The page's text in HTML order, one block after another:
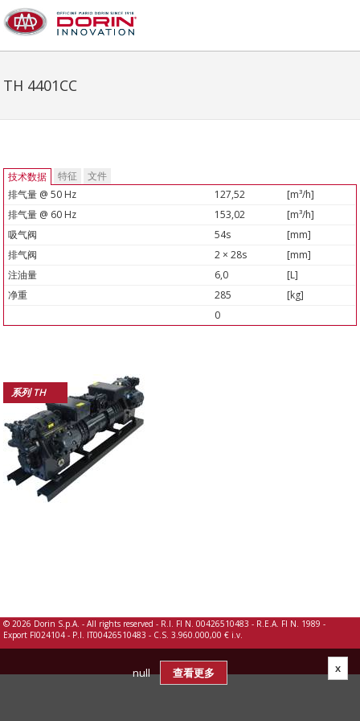
TH 4401CC
技术数据 特征
文件
排气量 @ 50 Hz
127,52
[m³/h]
排气量 @ 60 Hz
153,02
[m³/h]
吸气阀
54s
[mm]
排气阀
2 × 28s
[mm]
注油量
6,0
[L]
净重
285
[kg]
0
系列 TH
©2026 Dorin S.p.A. - All rights reserved - R.I. FI N. 00426510483 - R.E.A. FI N. 1989 -
Export FI024104 - P.I. IT00426510483 - C.S. 3.960.000,00 € i.v.
null 查看更多 x